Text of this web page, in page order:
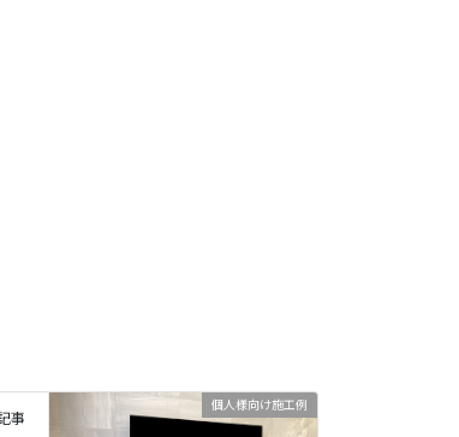
個人様向け施工例
事